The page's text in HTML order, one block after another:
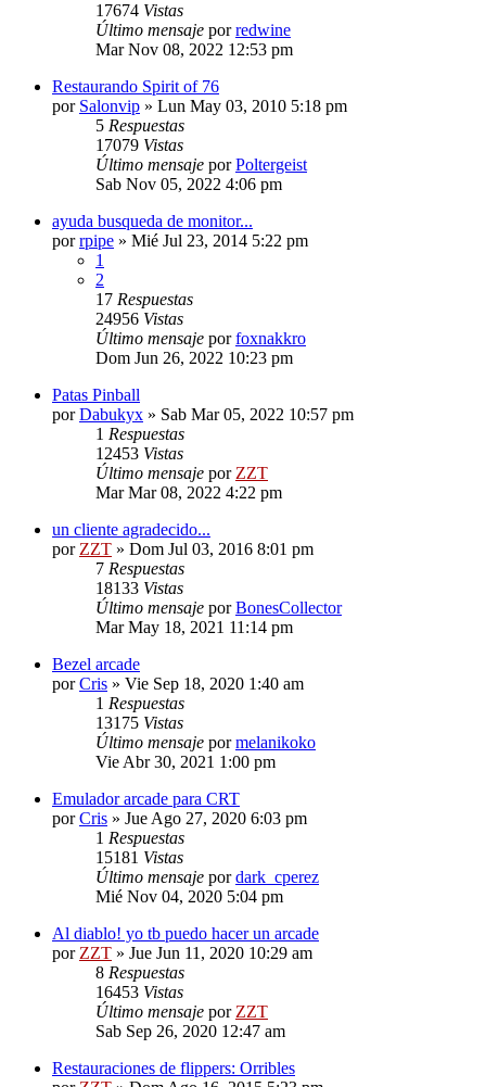
17674 Vistas
Último mensaje porredwine
Mar Nov 08, 2022 12:53 pm
Restaurando Spirit of 76
por Salonvip » Lun May 03, 2010 5:18 pm
5 Respuestas
17079 Vistas
Último mensaje porPoltergeist
Sab Nov 05, 2022 4:06 pm
ayuda busqueda de monitor...
porrpipe » Mié Jul 23, 2014 5:22 pm
1
2
17 Respuestas
24956 Vistas
Último mensaje porfoxnakkro
Dom Jun 26, 2022 10:23 pm
Patas Pinball
porDabukyx » Sab Mar 05, 2022 10:57 pm
1 Respuestas
12453 Vistas
Último mensaje por ZZT
Mar Mar 08, 2022 4:22 pm
un cliente agradecido...
por ZZT » Dom Jul 03, 2016 8:01 pm
7 Respuestas
18133 Vistas
Último mensaje porBonesCollector
Mar May 18, 2021 11:14 pm
Bezel arcade
porCris » Vie Sep 18, 2020 1:40 am
1 Respuestas
13175 Vistas
Último mensaje pormelanikoko
Vie Abr 30, 2021 1:00 pm
Emulador arcade para CRT
porCris » Jue Ago 27, 2020 6:03 pm
1 Respuestas
15181 Vistas
Último mensaje pordark_cperez
Mié Nov 04, 2020 5:04 pm
Al diablo! yo tb puedo hacer un arcade
por ZZT » Jue Jun 11, 2020 10:29 am
8 Respuestas
16453 Vistas
Último mensaje por ZZT
Sab Sep 26, 2020 12:47 am
Restauraciones de flippers: Orribles